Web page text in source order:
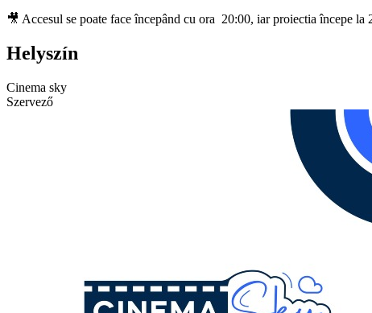
🎥 Accesul se poate face începând cu ora 20:00, iar proiectia începe la
Helyszín
Cinema sky
Szervező